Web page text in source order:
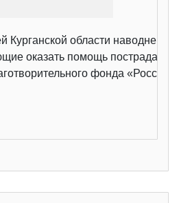
Курганской области
оказать помощь
фонда